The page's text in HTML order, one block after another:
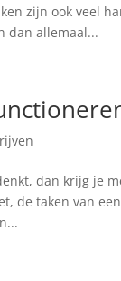
zijn ook veel
dan allemaal...
dan krijg je
de taken van